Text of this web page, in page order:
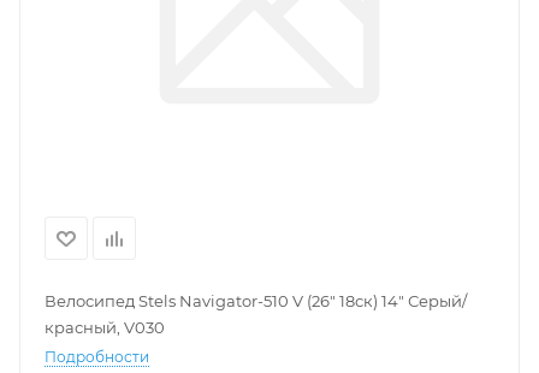
Велосипед Stels Navigator-510 V (26" 18ск) 14" Серый/
красный, V030
Подробности